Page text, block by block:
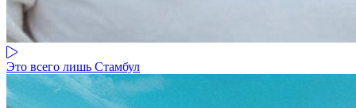
Это всего лишь Стамбул